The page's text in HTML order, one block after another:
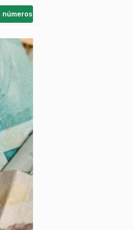
números